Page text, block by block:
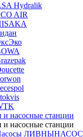
Hydralik
AIR
и насосные станции
и насосные станции
ЛИВНЫНАСОС